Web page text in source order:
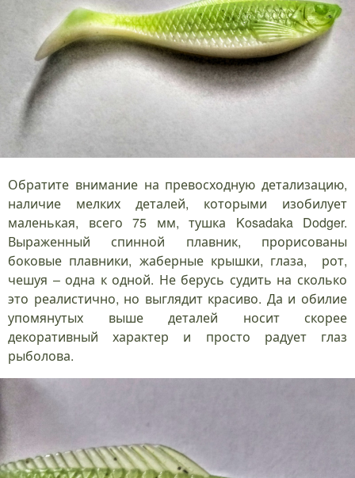
Обратите внимание на превосходную детализацию,
наличие мелких деталей, которыми изобилует
маленькая, всего 75 мм, тушка Kosadaka Dodger.
Выраженный спинной плавник, прорисованы
боковые плавники, жаберные крышки, глаза, рот,
чешуя – одна к одной. Не берусь судить на сколько
это реалистично, но выглядит красиво. Да и обилие
упомянутых выше деталей носит скорее
декоративный характер и просто радует глаз
рыболова.